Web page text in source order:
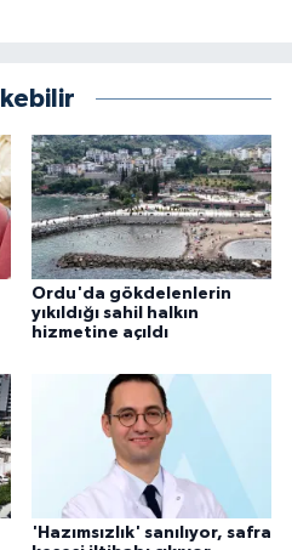
Ordu'da gökdelenlerin
yıkıldığı sahil halkın
hizmetine açıldı
'Hazımsızlık' sanılıyor, safra